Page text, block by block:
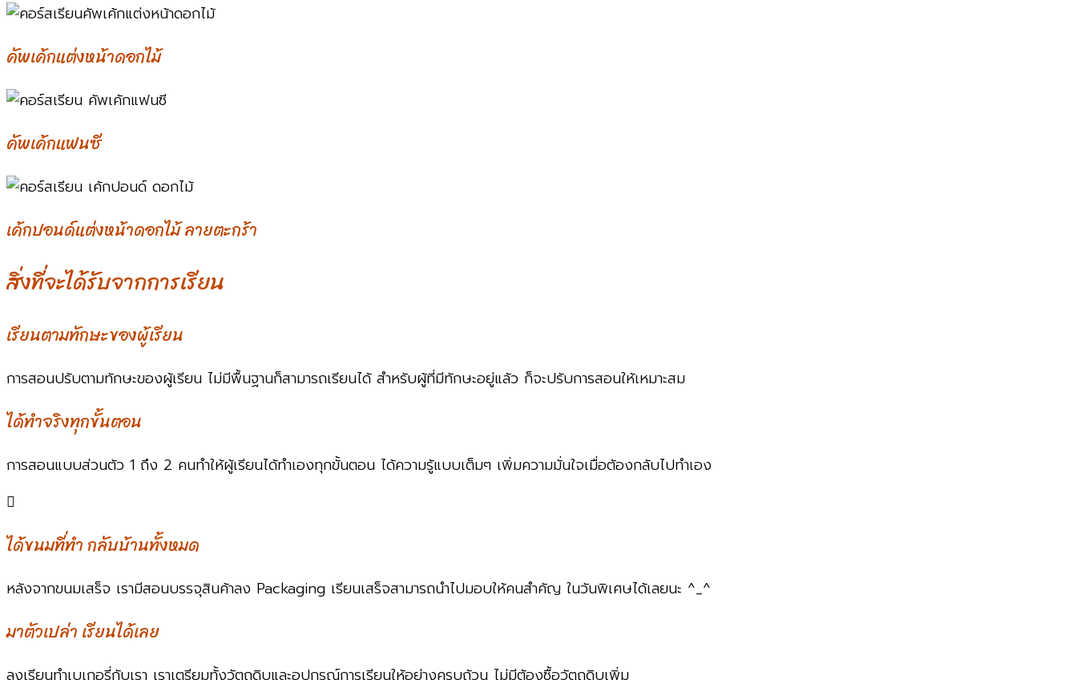
คัพเค้กแต่งหน้าดอกไม้
คัพเค้กแฟนซี
เค้กปอนด์แต่งหน้าดอกไม้ ลายตะกร้า
สิ่งที่จะได้รับจากการเรียน
เรียนตามทักษะของผู้เรียน
การสอนปรับตามทักษะของผู้เรียน ไม่มีพื้นฐานก็สามารถเรียนได้ สำหรับผู้ที่มีทักษะอยู่แล้ว ก็จะปรับการสอนให้เหมาะสม
ได้ทำจริงทุกขั้นตอน
การสอนแบบส่วนตัว 1 ถึง 2 คนทำให้ผู้เรียนได้ทำเองทุกขั้นตอน ได้ความรู้แบบเต็มๆ เพิ่มความมั่นใจเมื่อต้องกลับไปทำเอง
ได้ขนมที่ทำ กลับบ้านทั้งหมด
หลังจากขนมเสร็จ เรามีสอนบรรจุสินค้าลง Packaging เรียนเสร็จสามารถนำไปมอบให้คนสำคัญ ในวันพิเศษได้เลยนะ ^_^
มาตัวเปล่า เรียนได้เลย
ลงเรียนทำเบเกอรี่กับเรา เราเตรียมทั้งวัตถุดิบและอุปกรณ์การเรียนให้อย่างครบถ้วน ไม่มีต้องซื้อวัตถุดิบเพิ่ม